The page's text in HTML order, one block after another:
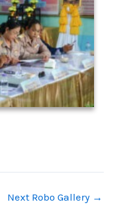
Next Robo Gallery →